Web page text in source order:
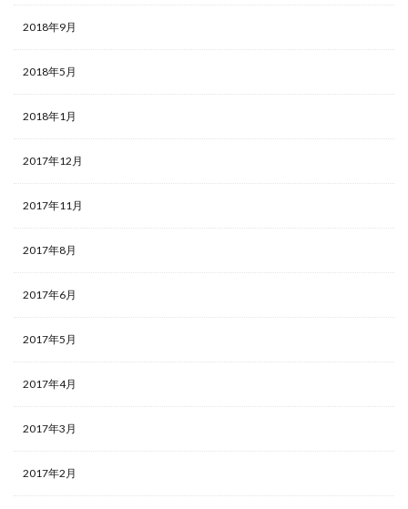
2018年9月
2018年5月
2018年1月
2017年12月
2017年11月
2017年8月
2017年6月
2017年5月
2017年4月
2017年3月
2017年2月